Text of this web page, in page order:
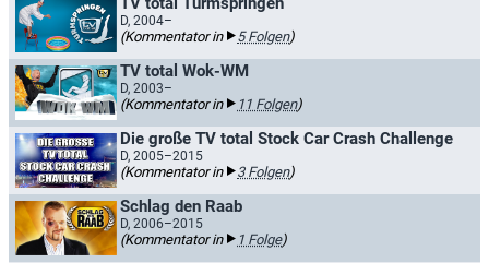
D, 2004–
(Kommentator in 5 Folgen)
TV total Wok-WM
D, 2003–
(Kommentator in 11 Folgen)
Die große TV total Stock Car Crash Challenge
D, 2005–2015
(Kommentator in 3 Folgen)
Schlag den Raab
D, 2006–2015
(Kommentator in 1 Folge)